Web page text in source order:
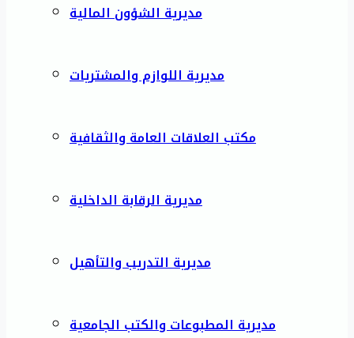
مديرية الشؤون المالية
مديرية اللوازم والمشتريات
مكتب العلاقات العامة والثقافية
مديرية الرقابة الداخلية
مديرية التدريب والتأهيل
مديرية المطبوعات والكتب الجامعية